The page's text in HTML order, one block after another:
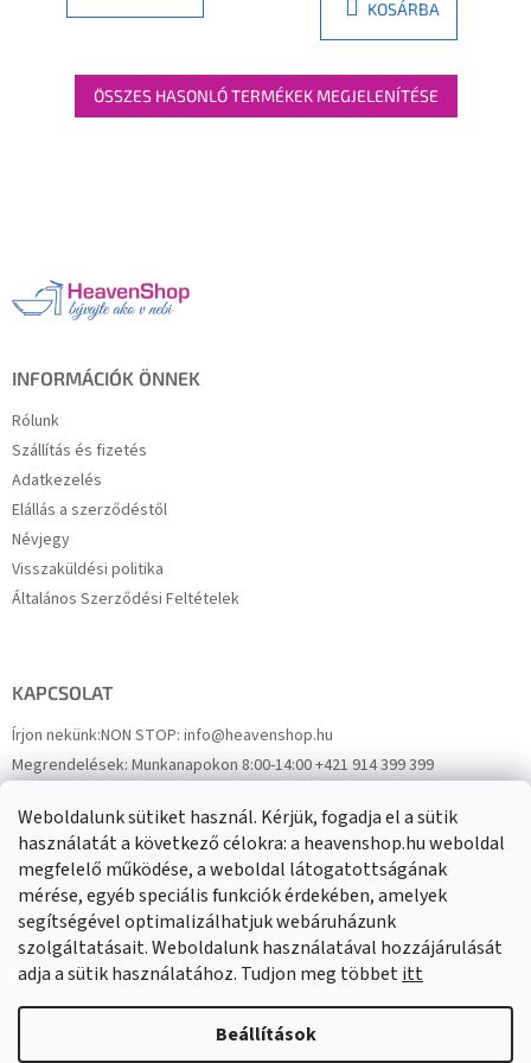
Weboldalunk sütiket használ. Kérjük, fogadja el a sütik
használatát a következő célokra: a heavenshop.hu weboldal
megfelelő működése, a weboldal látogatottságának
mérése, egyéb speciális funkciók érdekében, amelyek
segítségével optimalizálhatjuk webáruházunk
szolgáltatásait. Weboldalunk használatával hozzájárulását
adja a sütik használatához. Tudjon meg többetitt
Beállítások
KOSÁRBA
ÖSSZES HASONLÓ TERMÉKEK MEGJELENÍTÉSE
INFORMÁCIÓK ÖNNEK
Rólunk
Szállítás és fizetés
Adatkezelés
Elállás a szerződéstől
Névjegy
Visszaküldési politika
Általános Szerződési Feltételek
KAPCSOLAT
Írjon nekünk:NON STOP: info@heavenshop.hu
Megrendelések:Munkanapokon 8:00-14:00 +421 914 399 399
FacebookHeavenShop.sk
Eredményeink